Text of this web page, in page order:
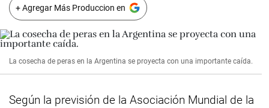
+ Agregar Más Produccion en
La cosecha de peras en la Argentina se proyecta con una importante caída.
Según la previsión de la Asociación Mundial de la